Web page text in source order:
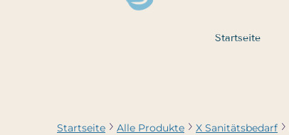
Startseite
Startseite Alle Produkte X Sanitätsbedarf